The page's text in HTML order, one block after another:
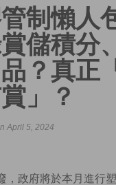
制懶人
儲積分
？真正
」？
April 5, 2024
，政府將於本月進行